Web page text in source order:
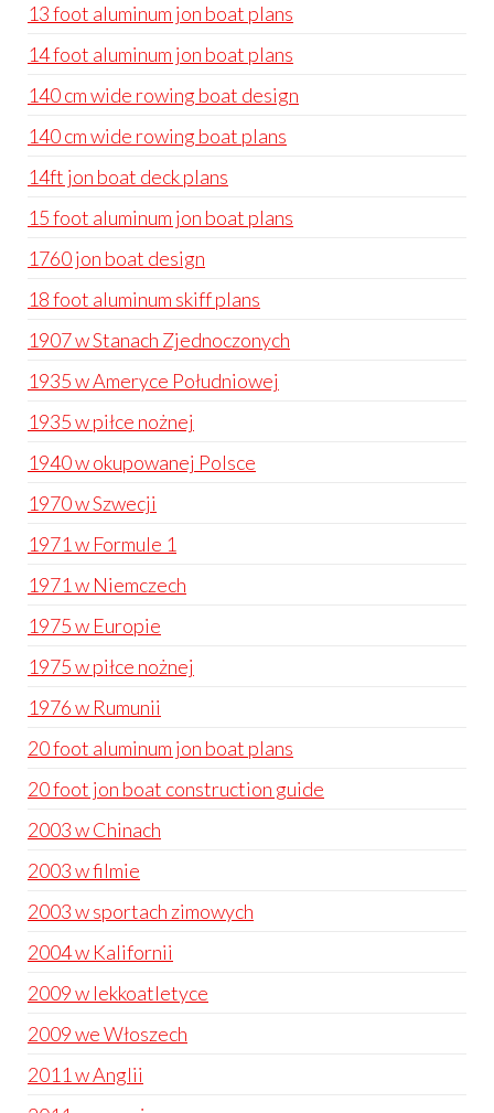
13 foot aluminum jon boat plans
14 foot aluminum jon boat plans
140 cm wide rowing boat design
140 cm wide rowing boat plans
14ft jon boat deck plans
15 foot aluminum jon boat plans
1760 jon boat design
18 foot aluminum skiff plans
1907 w Stanach Zjednoczonych
1935 w Ameryce Południowej
1935 w piłce nożnej
1940 w okupowanej Polsce
1970 w Szwecji
1971 w Formule 1
1971 w Niemczech
1975 w Europie
1975 w piłce nożnej
1976 w Rumunii
20 foot aluminum jon boat plans
20 foot jon boat construction guide
2003 w Chinach
2003 w filmie
2003 w sportach zimowych
2004 w Kalifornii
2009 w lekkoatletyce
2009 we Włoszech
2011 w Anglii